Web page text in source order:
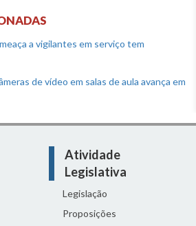
a vigilantes em serviço tem
de vídeo em salas de aula avança em
Atividade
Legislativa
Legislação
Proposições